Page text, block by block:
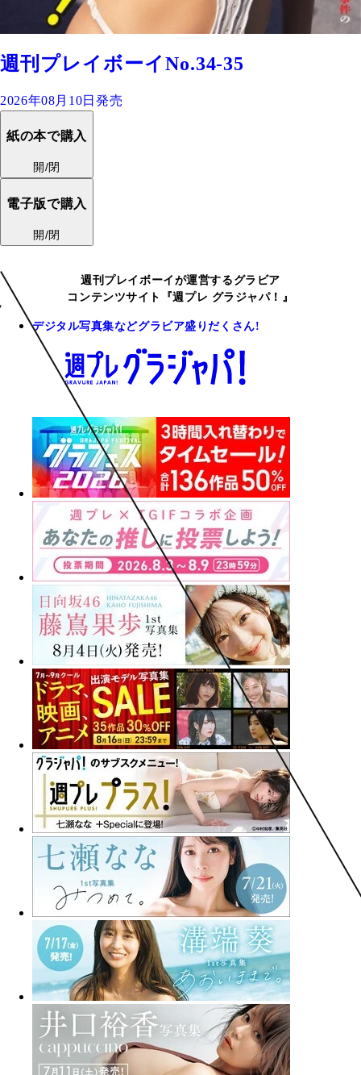
週刊プレイボーイNo.34-35
2026年08月10日発売
紙の本で購入
開/閉
電子版で購入
開/閉
週刊プレイボーイが運営するグラビア
コンテンツサイト『週プレ グラジャパ！』
デジタル写真集などグラビア盛りだくさん!